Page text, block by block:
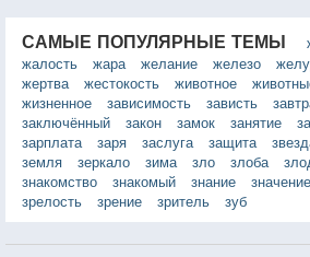
САМЫЕ ПОПУЛЯРНЫЕ ТЕМЫ
жалость
жара желание железо
жертва
жестокость животное
жизненное
зависимость зависть
заключённый
закон замок занятие
зарплата
заря заслуга защита
земля
зеркало зима зло злоба
знакомство
знакомый знание значение
зрелость
зрение зритель зуб